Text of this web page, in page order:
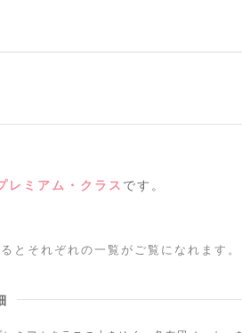
レミアム・クラス です。
とそれぞれの一覧がご覧になれます。